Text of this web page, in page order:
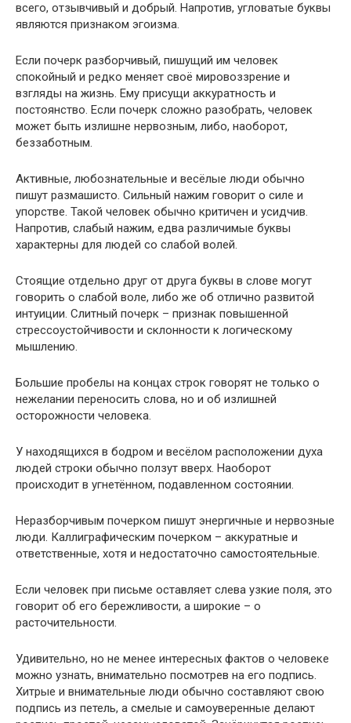
всего, отзывчивый и добрый. Напротив, угловатые буквы
являются признаком эгоизма.
Если почерк разборчивый, пишущий им человек
спокойный и редко меняет своё мировоззрение и
взгляды на жизнь. Ему присущи аккуратность и
постоянство. Если почерк сложно разобрать, человек
может быть излишне нервозным, либо, наоборот,
беззаботным.
Активные, любознательные и весёлые люди обычно
пишут размашисто. Сильный нажим говорит о силе и
упорстве. Такой человек обычно критичен и усидчив.
Напротив, слабый нажим, едва различимые буквы
характерны для людей со слабой волей.
Стоящие отдельно друг от друга буквы в слове могут
говорить о слабой воле, либо же об отлично развитой
интуиции. Слитный почерк – признак повышенной
стрессоустойчивости и склонности к логическому
мышлению.
Большие пробелы на концах строк говорят не только о
нежелании переносить слова, но и об излишней
осторожности человека.
У находящихся в бодром и весёлом расположении духа
людей строки обычно ползут вверх. Наоборот
происходит в угнетённом, подавленном состоянии.
Неразборчивым почерком пишут энергичные и нервозные
люди. Каллиграфическим почерком – аккуратные и
ответственные, хотя и недостаточно самостоятельные.
Если человек при письме оставляет слева узкие поля, это
говорит об его бережливости, а широкие – о
расточительности.
Удивительно, но не менее интересных фактов о человеке
можно узнать, внимательно посмотрев на его подпись.
Хитрые и внимательные люди обычно составляют свою
подпись из петель, а смелые и самоуверенные делают